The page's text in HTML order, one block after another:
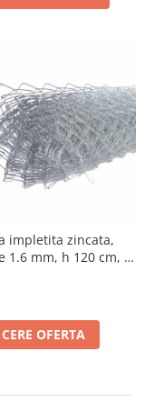
impletita zincata,
1.6 mm, h 120 cm, L
CERE OFERTA